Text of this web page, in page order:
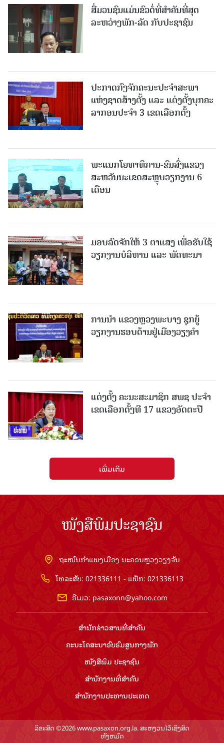
ສື່ມວນຊົນແມ່ນຂົວຕໍ່ທີ່ສໍາຄັນທີ່ສຸດ
ລະຫວ່າງພັກ-ລັດ ກັບປະຊາຊົນ
ປະກາດກົງຈັກຄະນະປະຈໍາສະພາ
ແຫ່ງຊາດສ້າງຕັ້ງ ແລະ ແຕ່ງຕັ້ງບຸກຄະ
ລາກອນປະຈໍາ 3 ເຂດເລືອກຕັ້ງ
ພະແນກໂຍທາທິການ-ຂົນສົ່ງແຂວງ
ສະຫວັນນະເຂດສະຫຼຸບວຽກງານ 6
ເດືອນ
ມອບລົດຈັກໃຫ້ 3 ຕາແສງ ເພື່ອຮັບໃຊ້
ວຽກງານບໍລິຫານ ແລະ ພັດທະນາ
ການນຳ ແຂວງຫຼວງພະບາງ ຊຸກຍູ້
ວຽກງານຮອບດ້ານຢູ່ເມືອງວຽງຄໍາ
ແຕ່ງຕັ້ງ ຄະນະສະມາຊິກ ສພຊ ປະຈຳ
ເຂດເລືອກຕັ້ງທີ 17 ແຂວງອັດຕະປື
ເພີ່ມເຕີມ
ໜັງສືພິມປະຊາຊົນ
ຖະໜົນກຳແພງເມືອງ ນະຄອນຫຼວງວຽງຈັນ
ໂທລະສັບ: 021336111 - ແຟັກ: 021336113
ອີເມວ: pasaxonn@yahoo.com
ສຳ​ນັກ​ຂ່າວ​ສານ​ທີ່​ສຳ​ຄັນ​
ຄະນະໂຄສະນາອົບຮົມ​ສູນ​ກາງ​ພັກ
ໜັງສືພິມ ປະ​ຊາ​ຊົນ
ສຳ​ນັກ​ງານ​ທີ່​ສຳ​ຄັນ
ສຳ​ນັກ​ງານ​ປະ​ທານ​ປະ​ເທດ
ລິຂະສິດ ©2026 www.pasaxon.org.la. ສະຫງວນໄວ້ເຊິງສິດ
ທັງຫມົດ